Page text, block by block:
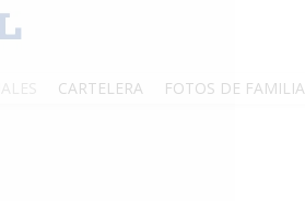
CARTELERA FOTOS DE FAMILIA